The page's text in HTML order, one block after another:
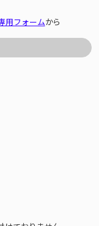
用フォームから